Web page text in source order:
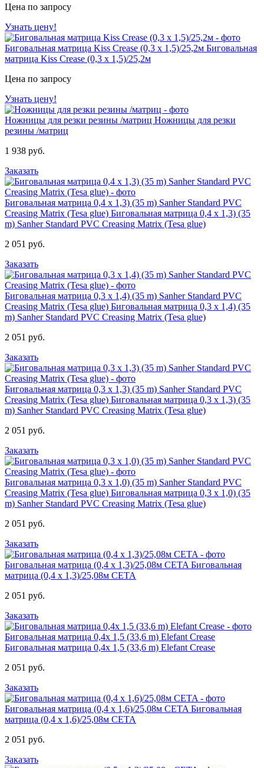
Цена по запросу
Узнать цену!
Биговальная матрица Kiss Crease (0,3 х 1,5)/25,2м Биговальная
матрица Kiss Crease (0,3 х 1,5)/25,2м
Цена по запросу
Узнать цену!
Ножницы для резки резины /матриц Ножницы для резки
резины /матриц
1 938 руб.
Заказать
Биговальная матрица 0,4 х 1,3) (35 m) Sanher Standard PVC
Creasing Matrix (Tesa glue) Биговальная матрица 0,4 х 1,3) (35
m) Sanher Standard PVC Creasing Matrix (Tesa glue)
2 051 руб.
Заказать
Биговальная матрица 0,3 х 1,4) (35 m) Sanher Standard PVC
Creasing Matrix (Tesa glue) Биговальная матрица 0,3 х 1,4) (35
m) Sanher Standard PVC Creasing Matrix (Tesa glue)
2 051 руб.
Заказать
Биговальная матрица 0,3 х 1,3) (35 m) Sanher Standard PVC
Creasing Matrix (Tesa glue) Биговальная матрица 0,3 х 1,3) (35
m) Sanher Standard PVC Creasing Matrix (Tesa glue)
2 051 руб.
Заказать
Биговальная матрица 0,3 х 1,0) (35 m) Sanher Standard PVC
Creasing Matrix (Tesa glue) Биговальная матрица 0,3 х 1,0) (35
m) Sanher Standard PVC Creasing Matrix (Tesa glue)
2 051 руб.
Заказать
Биговальная матрица (0,4 х 1,3)/25,08м CETA Биговальная
матрица (0,4 х 1,3)/25,08м CETA
2 051 руб.
Заказать
Биговальная матрица 0,4x 1,5 (33,6 m) Elefant Crease
Биговальная матрица 0,4x 1,5 (33,6 m) Elefant Crease
2 051 руб.
Заказать
Биговальная матрица (0,4 х 1,6)/25,08м CETA Биговальная
матрица (0,4 х 1,6)/25,08м CETA
2 051 руб.
Заказать